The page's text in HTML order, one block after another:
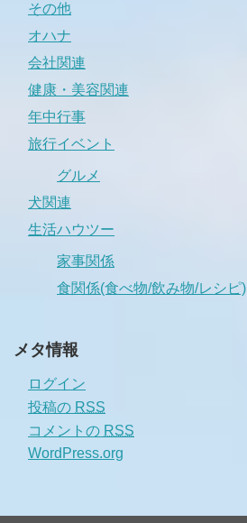
その他
オハナ
会社関連
健康・美容関連
年中行事
旅行イベント
グルメ
犬関連
生活ハウツー
家事関係
食関係(食べ物/飲み物/レシピ)
メタ情報
ログイン
投稿の RSS
コメントの RSS
WordPress.org